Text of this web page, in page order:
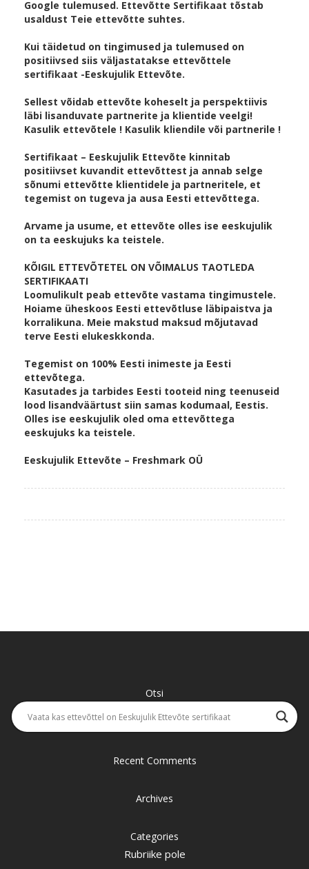
Google tulemused. Ettevõtte Sertifikaat tõstab
usaldust Teie ettevõtte suhtes.
Kui täidetud on tingimused ja tulemused on
positiivsed siis väljastatakse ettevõttele
sertifikaat -Eeskujulik Ettevõte.
Sellest võidab ettevõte koheselt ja perspektiivis
läbi lisanduvate partnerite ja klientide veelgi!
Kasulik ettevõtele ! Kasulik kliendile või partnerile !
Sertifikaat – Eeskujulik Ettevõte kinnitab
positiivset kuvandit ettevõttest ja annab selge
sõnumi ettevõtte klientidele ja partneritele, et
tegemist on tugeva ja ausa Eesti ettevõttega.
Arvame ja usume, et ettevõte olles ise eeskujulik
on ta eeskujuks ka teistele.
KÕIGIL ETTEVÕTETEL ON VÕIMALUS TAOTLEDA
SERTIFIKAATI
Loomulikult peab ettevõte vastama tingimustele.
Hoiame üheskoos Eesti ettevõtluse läbipaistva ja
korralikuna. Meie makstud maksud mõjutavad
terve Eesti elukeskkonda.
Tegemist on 100% Eesti inimeste ja Eesti
ettevõtega.
Kasutades ja tarbides Eesti tooteid ning teenuseid
lood lisandväärtust siin samas kodumaal, Eestis.
Olles ise eeskujulik oled oma ettevõttega
eeskujuks ka teistele.
Eeskujulik Ettevõte – Freshmark OÜ
Otsi
Recent Comments
Archives
Categories
Rubriike pole